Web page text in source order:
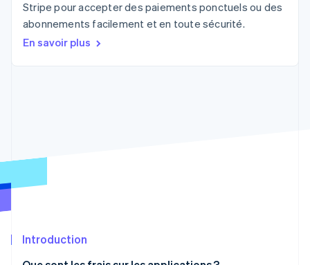
financiers
associés
Atlas
Climate
Vérification de l'identité
Médias et
divertissements
Services aux
Exemples de code
Blog des développeurs
Devenir partenaire
Stripe pour accepter des paiements ponctuels ou des
abonnements facilement et en toute sécurité.
En savoir plus
Introduction